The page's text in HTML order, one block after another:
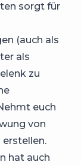
sorgt für
(auch als
als
zu
euch
von
erstellen.
hat auch